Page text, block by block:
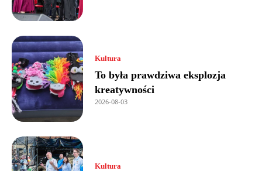
Kultura
To była prawdziwa eksplozja
kreatywności
2026-08-03
Kultura